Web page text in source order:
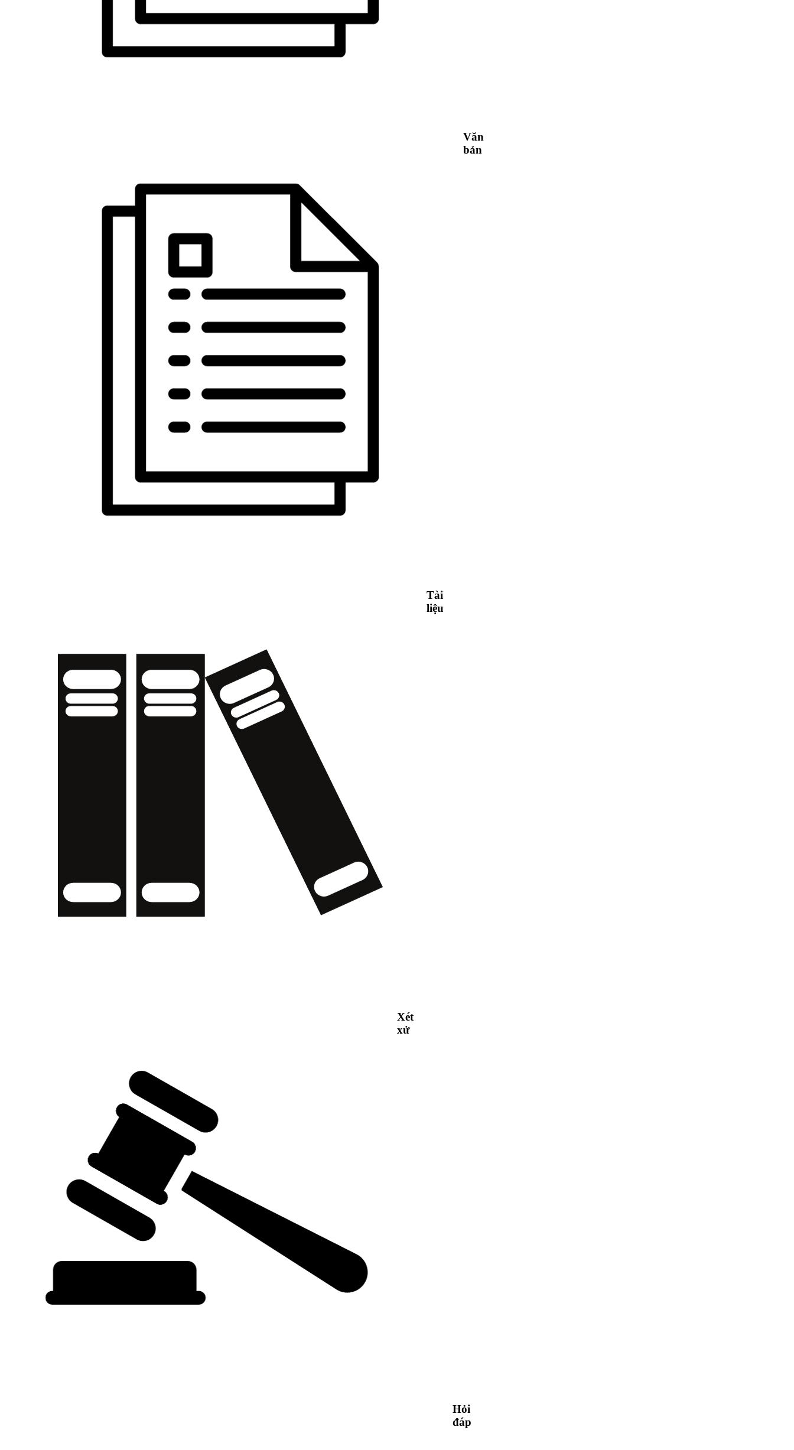
Văn
bản
Tài
liệu
Xét
xử
Hỏi
đáp